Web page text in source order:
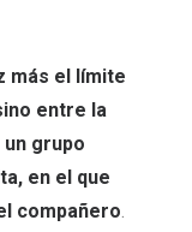
más el límite
entre la
grupo
en el que
compañero.